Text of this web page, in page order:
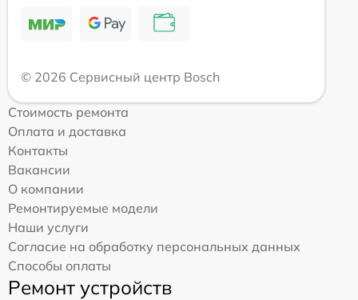
© 2026 Сервисный центр Bosch
Стоимость ремонта
Оплата и доставка
Контакты
Вакансии
О компании
Ремонтируемые модели
Наши услуги
Согласие на обработку персональных данных
Способы оплаты
Ремонт устройств